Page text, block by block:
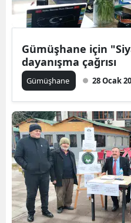
Gümüşhane için
dayanışma çağrısı
Gümüşhane 28 Ocak